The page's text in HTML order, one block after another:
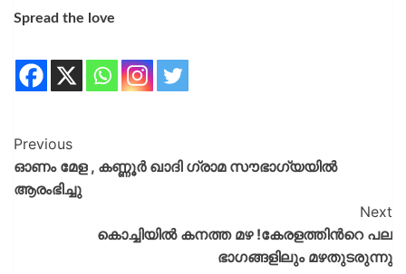
Spread the love
Previous
ഓണം മേള , കണ്ണൂര്‍ ഖാദി ഗ്രാമ സൗഭാഗ്യയില്‍
ആരംഭിച്ചു
Next
കൊച്ചിയിൽ കനത്ത മഴ !കേരളത്തിൻറെ പല
ഭാഗങ്ങളിലും മഴതുടരുന്നു